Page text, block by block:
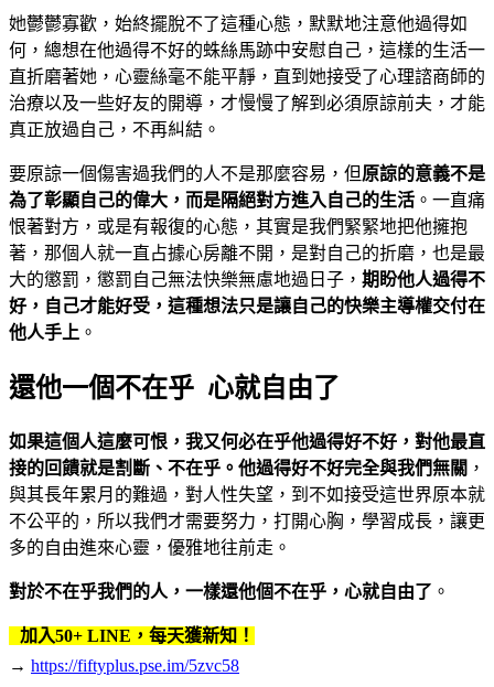
她鬱鬱寡歡，始終擺脫不了這種心態，默默地注意他過得如
何，總想在他過得不好的蛛絲馬跡中安慰自己，這樣的生活一
直折磨著她，心靈絲毫不能平靜，直到她接受了心理諮商師的
治療以及一些好友的開導，才慢慢了解到必須原諒前夫，才能
真正放過自己，不再糾結。
要原諒一個傷害過我們的人不是那麼容易，但原諒的意義不是
為了彰顯自己的偉大，而是隔絕對方進入自己的生活 。一直痛
恨著對方，或是有報復的心態，其實是我們緊緊地把他擁抱
著，那個人就一直占據心房離不開，是對自己的折磨，也是最
大的懲罰，懲罰自己無法快樂無慮地過日子， 期盼他人過得不
好，自己才能好受，這種想法只是讓自己的快樂主導權交付在
他人手上 。
還他一個不在乎 心就自由了
如果這個人這麼可恨，我又何必在乎他過得好不好，對他最直
接的回饋就是割斷、不在乎。他過得好不好完全與我們無關 ，
與其長年累月的難過，對人性失望，到不如接受這世界原本就
不公平的，所以我們才需要努力，打開心胸，學習成長，讓更
多的自由進來心靈，優雅地往前走。
對於不在乎我們的人，一樣還他個不在乎，心就自由了 。
加入50+ LINE，每天獲新知！
→ https://fiftyplus.pse.im/5zvc58